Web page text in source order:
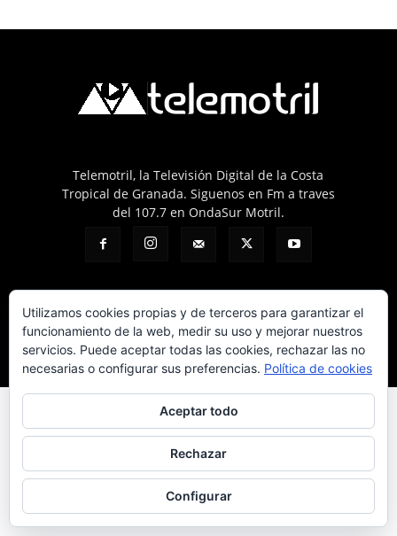
Telemotril, la Televisión Digital de la Costa
Tropical de Granada. Siguenos en Fm a traves
del 107.7 en OndaSur Motril.
Política de cookies Más información sobre las cookies Contacto
© © 2025 Telemotril - Costa Tropical de Granada
Utilizamos cookies propias y de terceros para garantizar el
funcionamiento de la web, medir su uso y mejorar nuestros
servicios. Puede aceptar todas las cookies, rechazar las no
necesarias o configurar sus preferencias. Política de cookies
Aceptar todo
Rechazar
Configurar